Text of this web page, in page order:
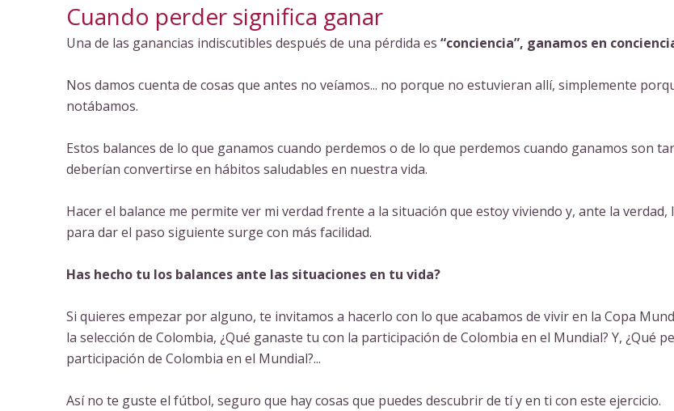
Cuando perder significa ganar
Una de las ganancias indiscutibles después de una pérdida es “conciencia”, ganamos en
Nos damos cuenta de cosas que antes no veíamos... no porque no estuvieran allí, simplemente
notábamos.
Estos balances de lo que ganamos cuando perdemos o de lo que perdemos cuando ganamos son
deberían convertirse en hábitos saludables en nuestra vida.
Hacer el balance me permite ver mi verdad frente a la situación que estoy viviendo y, ante la verdad,
para dar el paso siguiente surge con más facilidad.
Has hecho tu los balances ante las situaciones en tu vida?
Si quieres empezar por alguno, te invitamos a hacerlo con lo que acabamos de vivir en la Copa
la selección de Colombia, ¿Qué ganaste tu con la participación de Colombia en el Mundial? Y, ¿Qué
participación de Colombia en el Mundial?...
Así no te guste el fútbol, seguro que hay cosas que puedes descubrir de tí y en ti con este ejercicio.